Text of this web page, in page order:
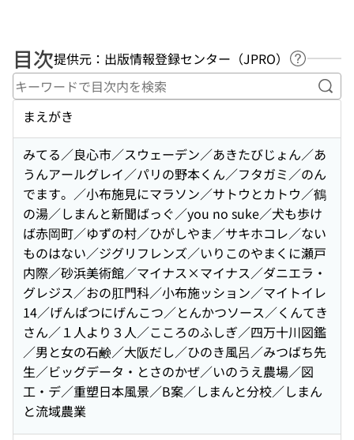
目次提供元：出版情報登録センター（JPRO）
ヘルプペ
キ
まえがき
みてる／良心市／スウェーデン／あきたびじょん／あ
うんアールグレイ／パリの野本くん／フタガミ／のん
でます。／小布施見にマラソン／サトウとカトウ／鶴
の湯／しまんと新聞ばっぐ／you no suke／犬も歩け
ば赤岡町／ゆずの村／ひがしやま／サキホコレ／ない
ものはない／ジグリフレンズ／いりこのやまくに瀬戸
内際／砂浜美術館／マイナス×マイナス／ダニエラ・
グレジス／おの肛門科／小布施ッション／マイトイレ
14／げんぱつにげんこつ／とんかつソース／くんてき
さん／１人より３人／こころのふしぎ／四万十川図鑑
／男と女の石鹸／大阪だし／ひのき風呂／みつばち先
生／ビッグデータ・とさのかぜ／いのうえ農場／図
工・デ／重塑日本風景／B案／しまんと分校／しまん
と流域農業